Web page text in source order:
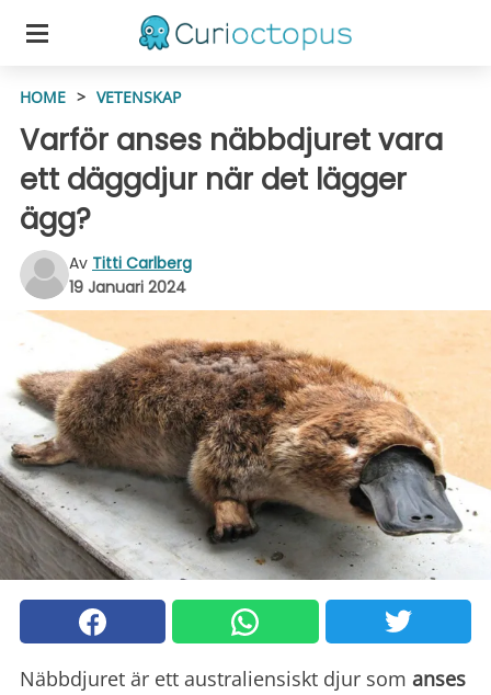
HOME > VETENSKAP
Varför anses näbbdjuret vara
ett däggdjur när det lägger
ägg?
Av Titti Carlberg
19 Januari 2024
Näbbdjuret är ett australiensiskt djur som anses